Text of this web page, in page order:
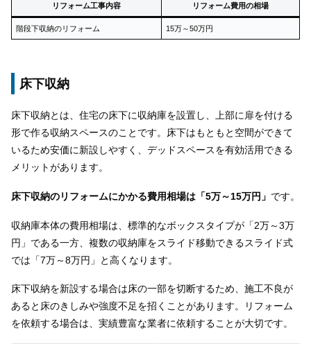
リフォーム工事内容 リフォーム費用の相場
階段下収納のリフォーム 15万～50万円
床下収納
床下収納とは、住宅の床下に収納庫を設置し、上部に扉を付ける
形で作る収納スペースのことです。床下はもともと空間ができて
いるため安価に新設しやすく、デッドスペースを有効活用できる
メリットがあります。
床下収納のリフォームにかかる費用相場は「5万～15万円」 です。
収納庫本体の費用相場は、標準的なボックスタイプが「2万～3万
円」である一方、複数の収納庫をスライド移動できるスライド式
では「7万～8万円」と高くなります。
床下収納を新設する場合は床の一部を切断するため、施工不良が
あると床のきしみや強度不足を招くことがあります。リフォーム
を依頼する場合は、実績豊富な業者に依頼することが大切です。